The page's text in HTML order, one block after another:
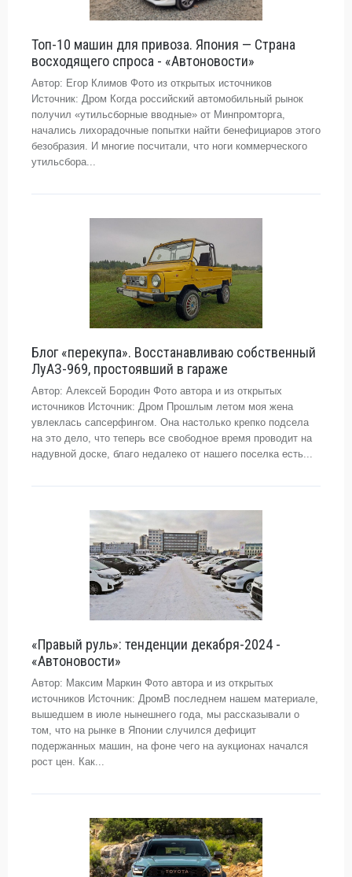
Топ-10 машин для привоза. Япония — Страна
восходящего спроса - «Автоновости»
Автор: Егор Климов Фото из открытых источников
Источник: Дром Когда российский автомобильный рынок
получил «утильсборные вводные» от Минпромторга,
начались лихорадочные попытки найти бенефициаров этого
безобразия. И многие посчитали, что ноги коммерческого
утильсбора...
Блог «перекупа». Восстанавливаю собственный
ЛуАЗ-969, простоявший в гараже
Автор: Алексей Бородин Фото автора и из открытых
источников Источник: Дром Прошлым летом моя жена
увлеклась сапсерфингом. Она настолько крепко подсела
на это дело, что теперь все свободное время проводит на
надувной доске, благо недалеко от нашего поселка есть...
«Правый руль»: тенденции декабря-2024 -
«Автоновости»
Автор: Максим Маркин Фото автора и из открытых
источников Источник: ДромВ последнем нашем материале,
вышедшем в июле нынешнего года, мы рассказывали о
том, что на рынке в Японии случился дефицит
подержанных машин, на фоне чего на аукционах начался
рост цен. Как...